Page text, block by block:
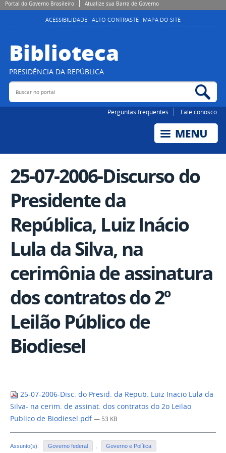
Portal do Governo Brasileiro Atualize sua Barra de Governo
ACESSIBILIDADE ALTO CONTRASTE MAPA DO SITE
Biblioteca
PRESIDÊNCIA DA REPÚBLICA
Buscar no portal
Perguntas frequentes Fale conosco
25-07-2006-Discurso do
Presidente da
República, Luiz Inácio
Lula da Silva, na
cerimônia de assinatura
dos contratos do 2º
Leilão Público de
Biodiesel
25-07-2006-Disc. do Presid. da Repub. Luiz Inacio Lula da
Silva- na cerim. de assinat. dos contratos do 2o Leilao
Publico de Biodiesel.pdf — 53 KB
Assunto(s): Governo federal Governo e Política